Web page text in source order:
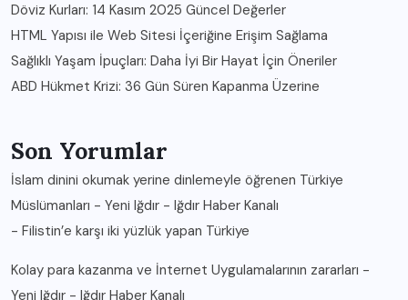
Döviz Kurları: 14 Kasım 2025 Güncel Değerler
HTML Yapısı ile Web Sitesi İçeriğine Erişim Sağlama
Sağlıklı Yaşam İpuçları: Daha İyi Bir Hayat İçin Öneriler
ABD Hükmet Krizi: 36 Gün Süren Kapanma Üzerine
Son Yorumlar
İslam dinini okumak yerine dinlemeyle öğrenen Türkiye
Müslümanları - Yeni Iğdır - Iğdır Haber Kanalı
- Filistin’e karşı iki yüzlük yapan Türkiye
Kolay para kazanma ve İnternet Uygulamalarının zararları -
Yeni Iğdır - Iğdır Haber Kanalı